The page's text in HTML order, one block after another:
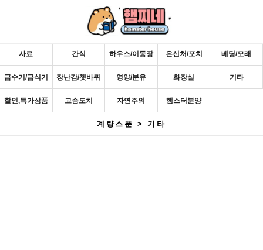
사료 간식 하우스/이동장 은신처/포치 베딩/모래
급수기/급식기 장난감/쳇바퀴 영양/분유 화장실 기타
할인,특가상품 고슴도치 자연주의 햄스터분양
계량스푼 > 기타